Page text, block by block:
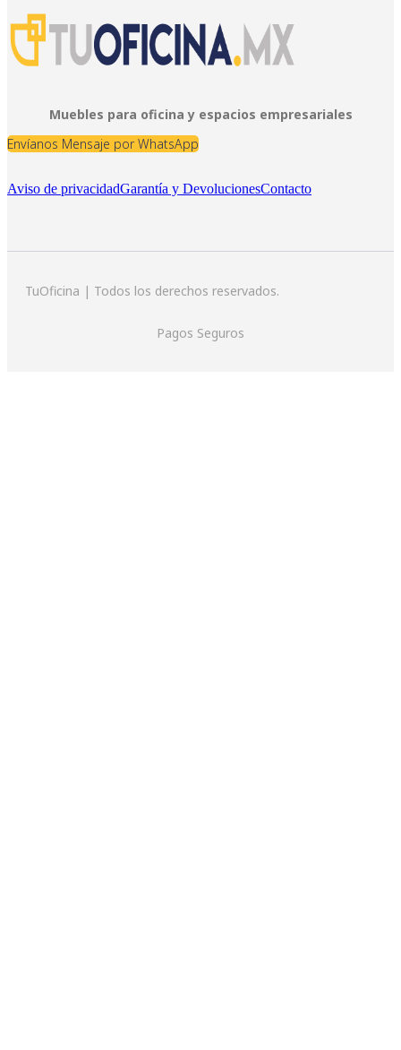
Muebles para oficina y espacios empresariales
Envíanos Mensaje por WhatsApp
Aviso de privacidadGarantía y DevolucionesContacto
TuOficina | Todos los derechos reservados.
Pagos Seguros